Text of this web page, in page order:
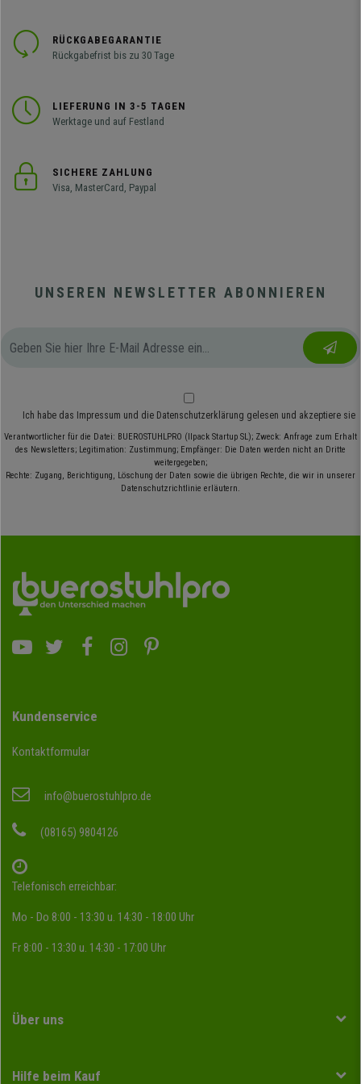
RÜCKGABEGARANTIE
Rückgabefrist bis zu 30 Tage
LIEFERUNG IN 3-5 TAGEN
Werktage und auf Festland
SICHERE ZAHLUNG
Visa, MasterCard, Paypal
UNSEREN NEWSLETTER ABONNIEREN
Ich habe das Impressum und die Datenschutzerklärung gelesen und akzeptiere sie
Verantwortlicher für die Datei: BUEROSTUHLPRO (Ilpack Startup SL); Zweck: Anfrage zum Erhalt
des Newsletters; Legitimation: Zustimmung; Empfänger: Die Daten werden nicht an Dritte
weitergegeben;
Rechte: Zugang, Berichtigung, Löschung der Daten sowie die übrigen Rechte, die wir in unserer
Datenschutzrichtlinie erläutern.
Kundenservice
Kontaktformular
info@buerostuhlpro.de
(08165) 9804126
Telefonisch erreichbar:
Mo - Do 8:00 - 13:30 u. 14:30 - 18:00 Uhr
Fr 8:00 - 13:30 u. 14:30 - 17:00 Uhr
Über uns
Hilfe beim Kauf